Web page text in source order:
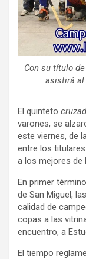
Con su título
asistirá al
El quinteto
varones, se
este viernes, de
entre los
a los mejores de
En primer
de San Miguel,
calidad de
copas a las
encuentro, a
El tiempo